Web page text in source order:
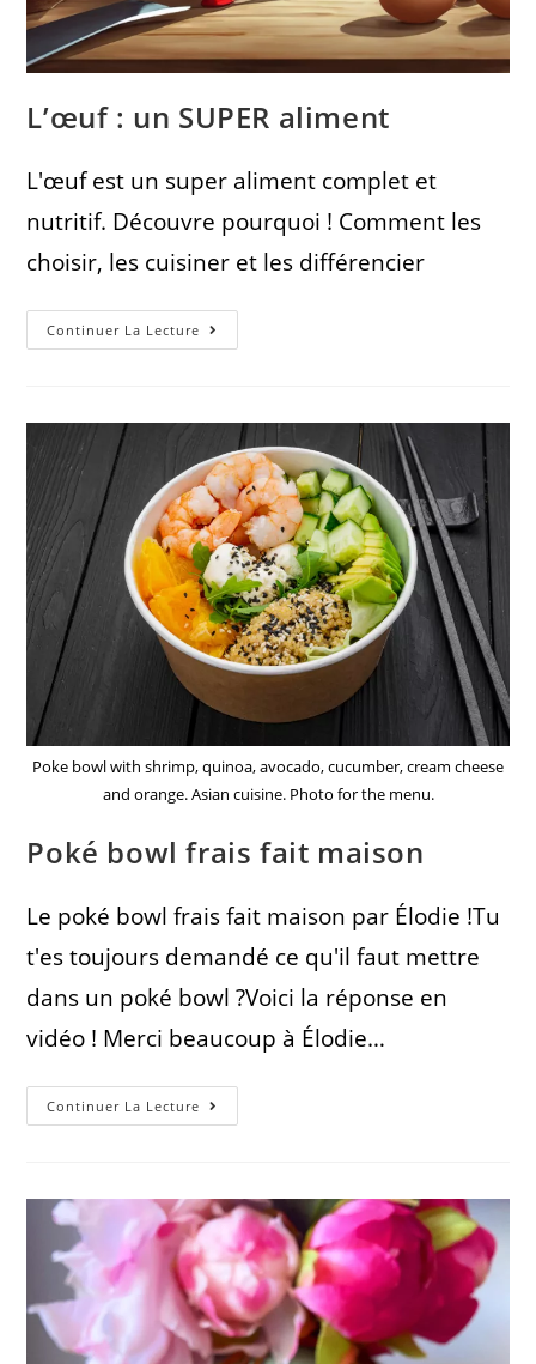
L’œuf : un SUPER aliment
L'œuf est un super aliment complet et
nutritif. Découvre pourquoi ! Comment les
choisir, les cuisiner et les différencier
Continuer La Lecture
Poke bowl with shrimp, quinoa, avocado, cucumber, cream cheese
and orange. Asian cuisine. Photo for the menu.
Poké bowl frais fait maison
Le poké bowl frais fait maison par Élodie !Tu
t'es toujours demandé ce qu'il faut mettre
dans un poké bowl ?Voici la réponse en
vidéo ! Merci beaucoup à Élodie…
Continuer La Lecture